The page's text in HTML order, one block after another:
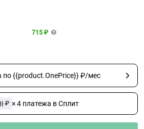
715 ₽
по {{product.OnePrice}} ₽/мес
₽ × 4 платежа в Сплит